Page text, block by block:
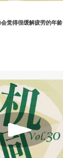
觉得很缓解疲劳的年龄